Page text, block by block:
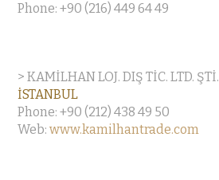
Phone: +90 (216) 449 64 49
> KAMİLHAN LOJ. DIŞ TİC. LTD. ŞTİ.
İSTANBUL
Phone: +90 (212) 438 49 50
Web: www.kamilhantrade.com